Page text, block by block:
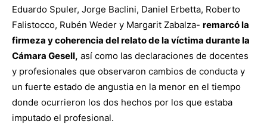
Eduardo Spuler, Jorge Baclini, Daniel Erbetta, Roberto
Falistocco, Rubén Weder y Margarit Zabalza- remarcó la
firmeza y coherencia del relato de la víctima durante la
Cámara Gesell, así como las declaraciones de docentes
y profesionales que observaron cambios de conducta y
un fuerte estado de angustia en la menor en el tiempo
donde ocurrieron los dos hechos por los que estaba
imputado el profesional.